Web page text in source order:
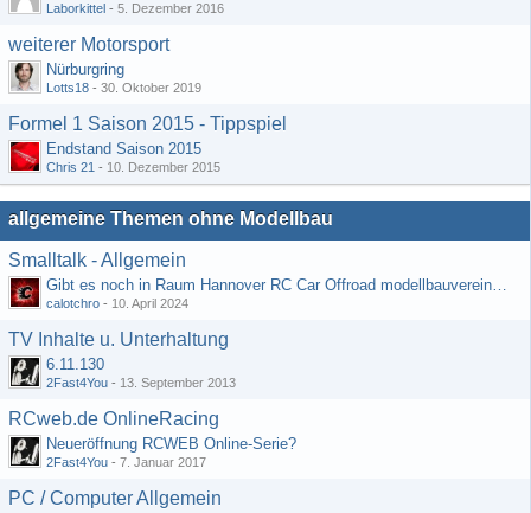
Laborkittel - 5. Dezember 2016
weiterer Motorsport
Nürburgring
Lotts18 - 30. Oktober 2019
Formel 1 Saison 2015 - Tippspiel
Endstand Saison 2015
Chris 21 - 10. Dezember 2015
allgemeine Themen ohne Modellbau
Smalltalk - Allgemein
Gibt es noch in Raum Hannover RC Car Offroad modellbauvereine, habe selbst schon gegoogelt aber erfolglos
calotchro - 10. April 2024
TV Inhalte u. Unterhaltung
6.11.130
2Fast4You - 13. September 2013
RCweb.de OnlineRacing
Neueröffnung RCWEB Online-Serie?
2Fast4You - 7. Januar 2017
PC / Computer Allgemein